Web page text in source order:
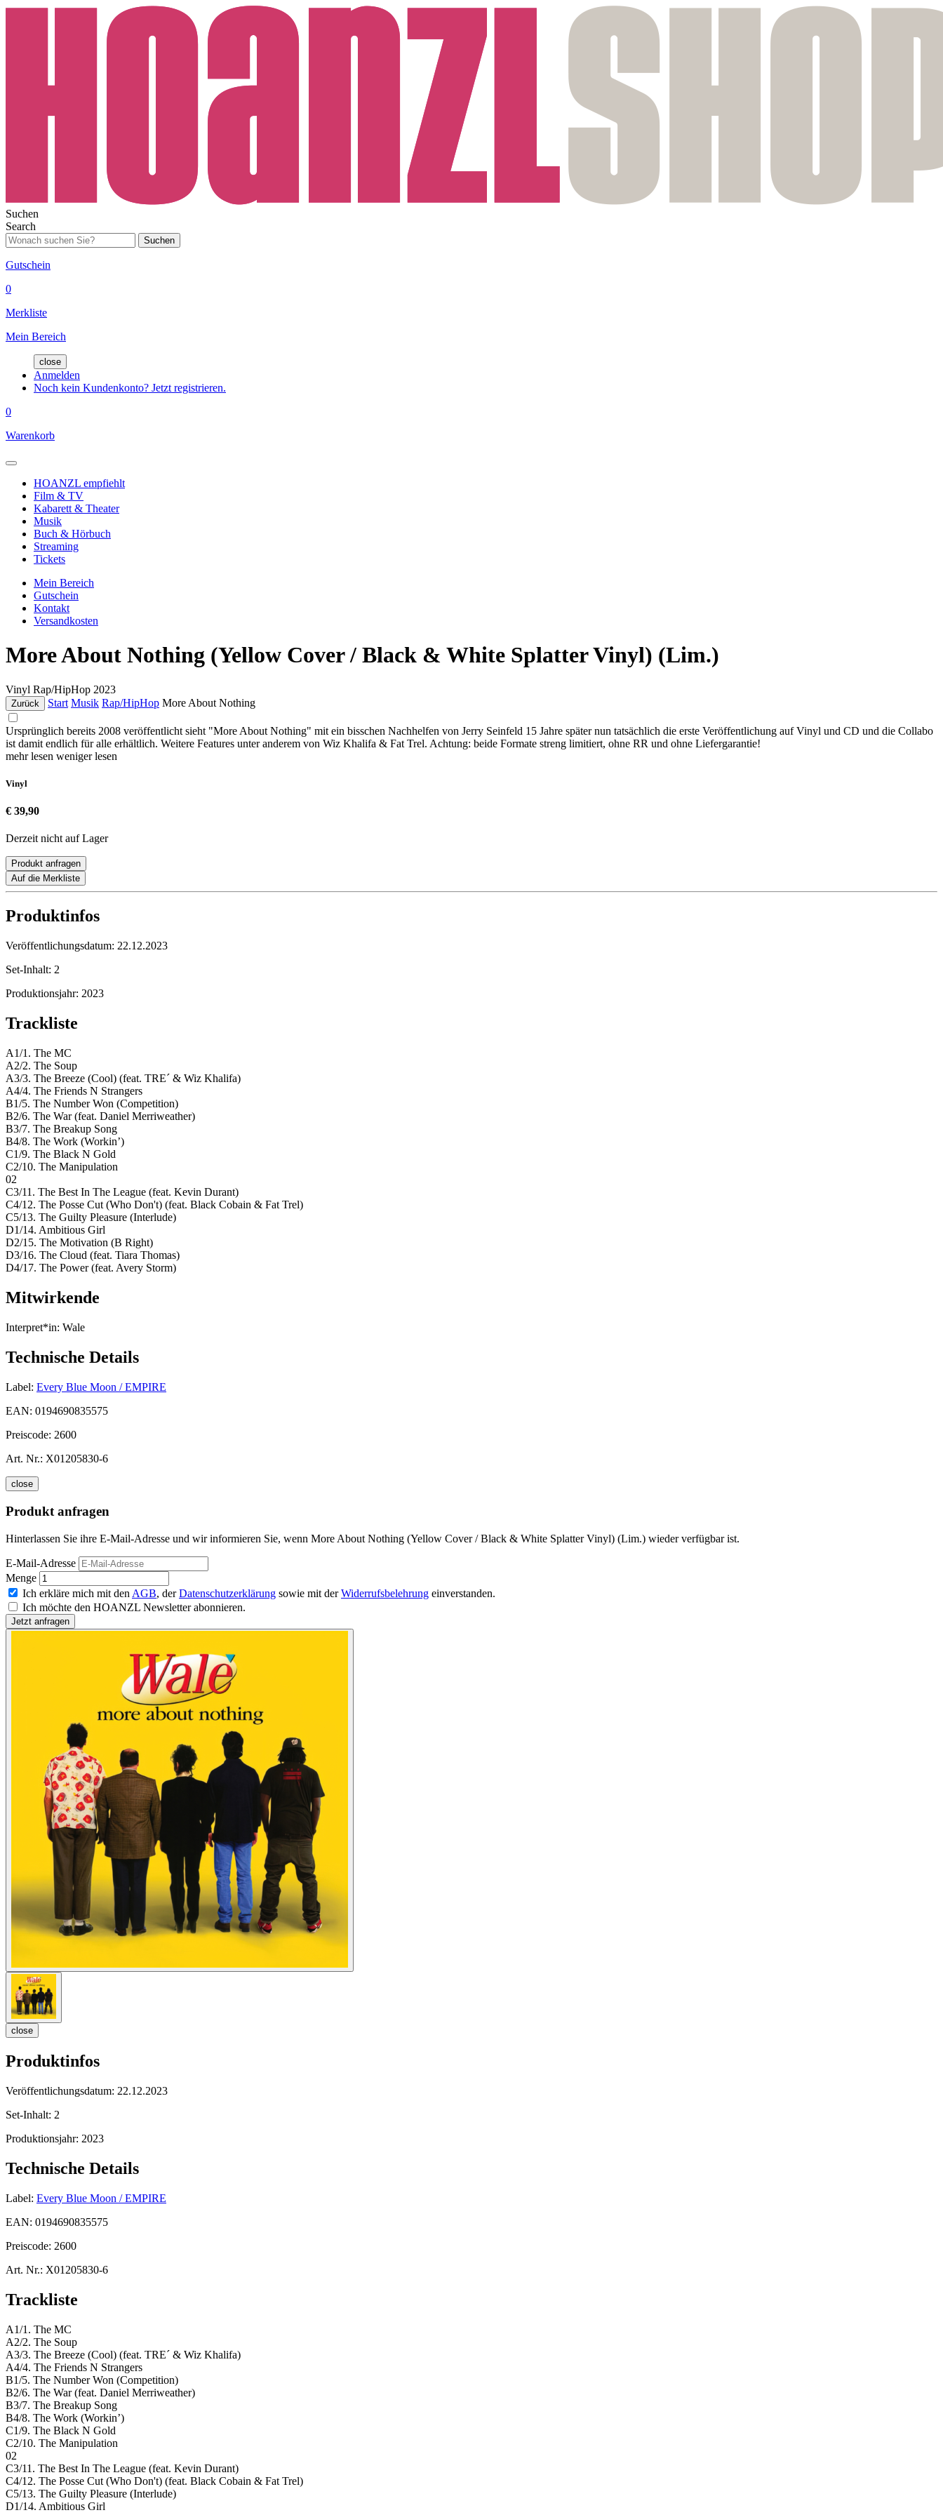
Suchen
Search
Suchen
Gutschein
0
Merkliste
Mein Bereich
close
Anmelden
Noch kein Kundenkonto? Jetzt registrieren.
0
Warenkorb
HOANZL empfiehlt
Film & TV
Kabarett & Theater
Musik
Buch & Hörbuch
Streaming
Tickets
Mein Bereich
Gutschein
Kontakt
Versandkosten
More About Nothing (Yellow Cover / Black & White Splatter Vinyl) (Lim.)
Vinyl Rap/HipHop 2023
Zurück Start Musik Rap/HipHop More About Nothing
Ursprünglich bereits 2008 veröffentlicht sieht "More About Nothing" mit ein bisschen Nachhelfen von Jerry Seinfeld 15 Jahre später nun tatsächlich die erste Veröffentlichung auf Vinyl und CD und die Collabo
ist damit endlich für alle erhältlich. Weitere Features unter anderem von Wiz Khalifa & Fat Trel. Achtung: beide Formate streng limitiert, ohne RR und ohne Liefergarantie!
mehr lesen weniger lesen
Vinyl
€ 39,90
Derzeit nicht auf Lager
Produkt anfragen
Auf die Merkliste
Produktinfos
Veröffentlichungsdatum: 22.12.2023
Set-Inhalt: 2
Produktionsjahr: 2023
Trackliste
A1/1. The MC
A2/2. The Soup
A3/3. The Breeze (Cool) (feat. TRE´ & Wiz Khalifa)
A4/4. The Friends N Strangers
B1/5. The Number Won (Competition)
B2/6. The War (feat. Daniel Merriweather)
B3/7. The Breakup Song
B4/8. The Work (Workin’)
C1/9. The Black N Gold
C2/10. The Manipulation
02
C3/11. The Best In The League (feat. Kevin Durant)
C4/12. The Posse Cut (Who Don't) (feat. Black Cobain & Fat Trel)
C5/13. The Guilty Pleasure (Interlude)
D1/14. Ambitious Girl
D2/15. The Motivation (B Right)
D3/16. The Cloud (feat. Tiara Thomas)
D4/17. The Power (feat. Avery Storm)
Mitwirkende
Interpret*in: Wale
Technische Details
Label: Every Blue Moon / EMPIRE
EAN: 0194690835575
Preiscode: 2600
Art. Nr.: X01205830-6
close
Produkt anfragen
Hinterlassen Sie ihre E-Mail-Adresse und wir informieren Sie, wenn More About Nothing (Yellow Cover / Black & White Splatter Vinyl) (Lim.) wieder verfügbar ist.
E-Mail-Adresse
Menge
Ich erkläre mich mit den AGB, derDatenschutzerklärung sowie mit derWiderrufsbelehrung einverstanden.
Ich möchte den HOANZL Newsletter abonnieren.
close
Produktinfos
Veröffentlichungsdatum: 22.12.2023
Set-Inhalt: 2
Produktionsjahr: 2023
Technische Details
Label: Every Blue Moon / EMPIRE
EAN: 0194690835575
Preiscode: 2600
Art. Nr.: X01205830-6
Trackliste
A1/1. The MC
A2/2. The Soup
A3/3. The Breeze (Cool) (feat. TRE´ & Wiz Khalifa)
A4/4. The Friends N Strangers
B1/5. The Number Won (Competition)
B2/6. The War (feat. Daniel Merriweather)
B3/7. The Breakup Song
B4/8. The Work (Workin’)
C1/9. The Black N Gold
C2/10. The Manipulation
02
C3/11. The Best In The League (feat. Kevin Durant)
C4/12. The Posse Cut (Who Don't) (feat. Black Cobain & Fat Trel)
C5/13. The Guilty Pleasure (Interlude)
D1/14. Ambitious Girl